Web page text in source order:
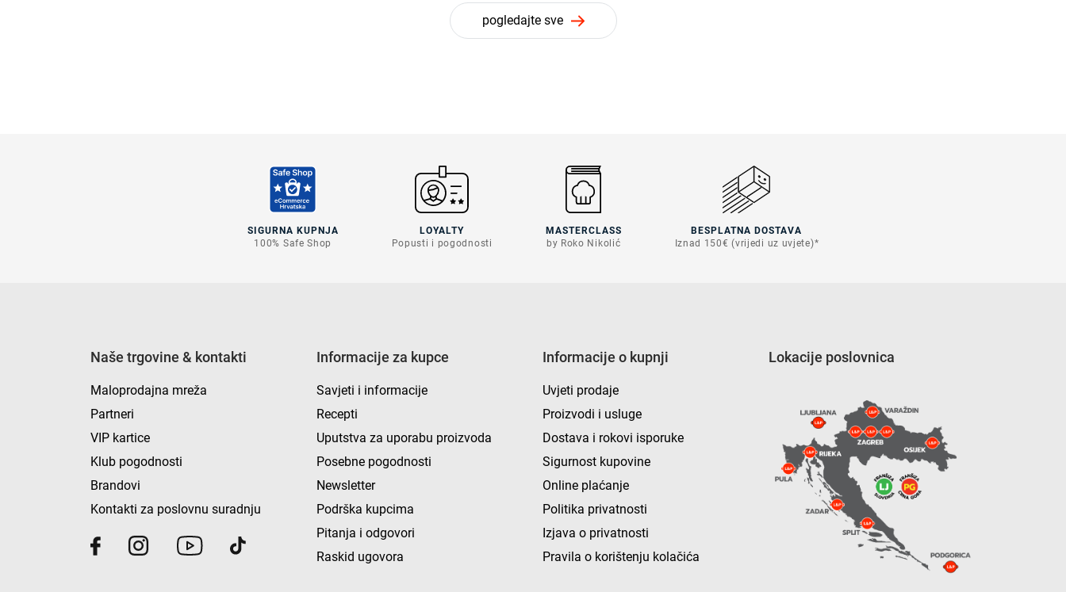
pogledajte sve
SIGURNA KUPNJA
100% Safe Shop
LOYALTY
Popusti i pogodnosti
MASTERCLASS
by Roko Nikolić
BESPLATNA DOSTAVA
Iznad 150€ (vrijedi uz uvjete)*
Naše trgovine & kontakti
Maloprodajna mreža
Partneri
VIP kartice
Klub pogodnosti
Brandovi
Kontakti za poslovnu suradnju
Informacije za kupce
Savjeti i informacije
Recepti
Uputstva za uporabu proizvoda
Posebne pogodnosti
Newsletter
Podrška kupcima
Pitanja i odgovori
Raskid ugovora
Informacije o kupnji
Uvjeti prodaje
Proizvodi i usluge
Dostava i rokovi isporuke
Sigurnost kupovine
Online plaćanje
Politika privatnosti
Izjava o privatnosti
Pravila o korištenju kolačića
Lokacije poslovnica